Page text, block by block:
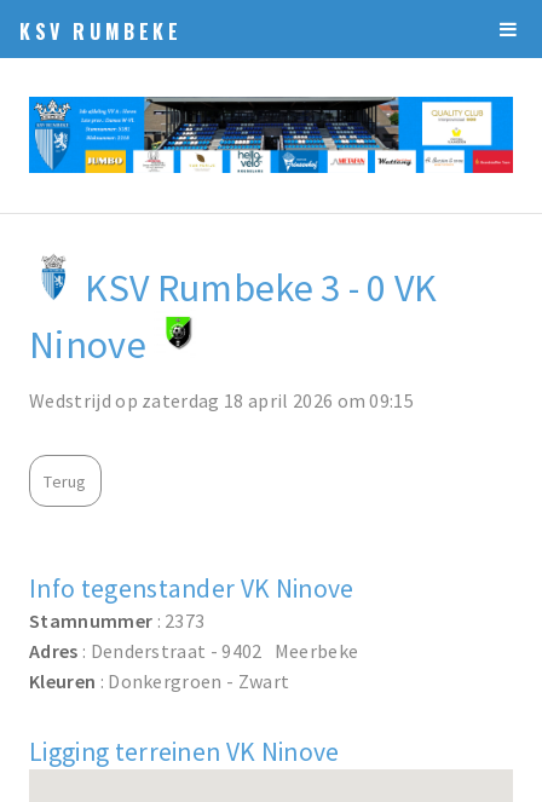
KSV RUMBEKE
KSV Rumbeke 3 - 0 VK
Ninove
Wedstrijd op zaterdag 18 april 2026 om 09:15
Terug
Info tegenstander VK Ninove
Stamnummer : 2373
Adres : Denderstraat - 9402 Meerbeke
Kleuren : Donkergroen - Zwart
Ligging terreinen VK Ninove